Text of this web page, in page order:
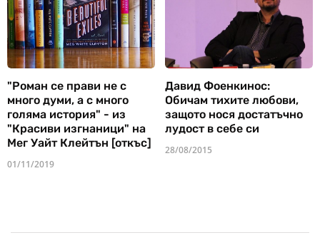
"Роман се прави не с
много думи, а с много
голяма история" - из
"Красиви изгнаници" на
Мег Уайт Клейтън [откъс]
01/11/2019
Давид Фоенкинос:
Обичам тихите любови,
защото нося достатъчно
лудост в себе си
28/08/2015